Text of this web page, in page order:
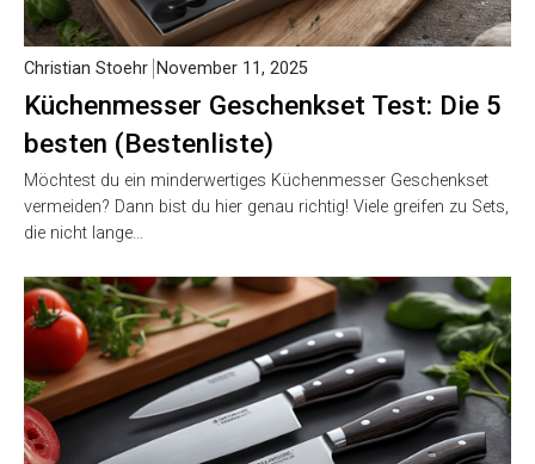
Küchenmesser Geschenkset Test: Die 5
besten (Bestenliste)
Christian Stoehr November 11, 2025
Möchtest du ein minderwertiges Küchenmesser Geschenkset
vermeiden? Dann bist du hier genau richtig! Viele greifen zu Sets,
die nicht lange…